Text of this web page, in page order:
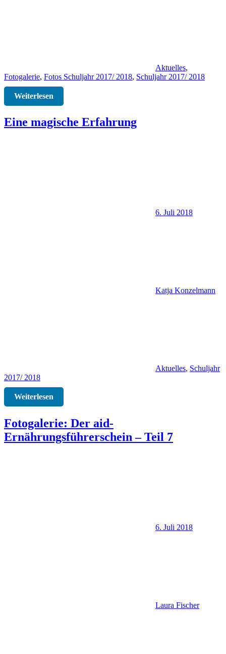
Aktuelles,
Fotogalerie, Fotos Schuljahr 2017/ 2018, Schuljahr 2017/ 2018
Weiterlesen
Eine magische Erfahrung
6. Juli 2018
Katja Konzelmann
Aktuelles, Schuljahr
2017/ 2018
Weiterlesen
Fotogalerie: Der aid-
Ernährungsführerschein – Teil 7
6. Juli 2018
Laura Fischer